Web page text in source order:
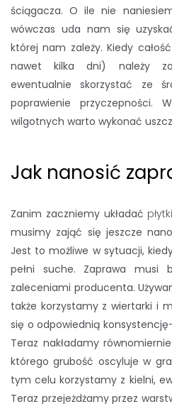
ściągacza. O ile nie
wówczas uda nam się
której nam zależy. Kiedy
nawet kilka dni) należy
ewentualnie skorzystać ze
poprawienie przyczepności.
wilgotnych warto wykonać
Jak nanosić
Zanim zaczniemy układać
musimy zająć się jeszcze
Jest to możliwe w sytuacji,
pełni suche. Zaprawa musi
zaleceniami producenta.
także korzystamy z wiertarki i
się o odpowiednią
Teraz nakładamy
którego grubość oscyluje w
tym celu korzystamy z kielni,
Teraz przejeżdżamy przez